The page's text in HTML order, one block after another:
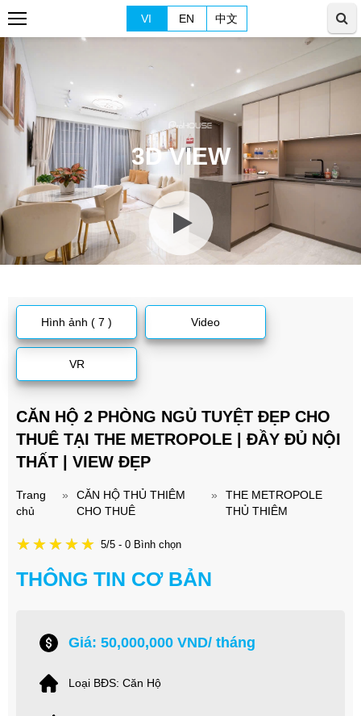
VI EN 中文
3D VIEW
Hình ảnh ( 7 ) Video
VR
CĂN HỘ 2 PHÒNG NGỦ TUYỆT ĐẸP CHO
THUÊ TẠI THE METROPOLE | ĐẦY ĐỦ NỘI
THẤT | VIEW ĐẸP
Trang
chủ
»
CĂN HỘ THỦ THIÊM
CHO THUÊ
»
THE METROPOLE
THỦ THIÊM
5/5 - 0 Bình chọn
THÔNG TIN CƠ BẢN
Giá: 50,000,000 VND/ tháng
Loại BĐS: Căn Hộ